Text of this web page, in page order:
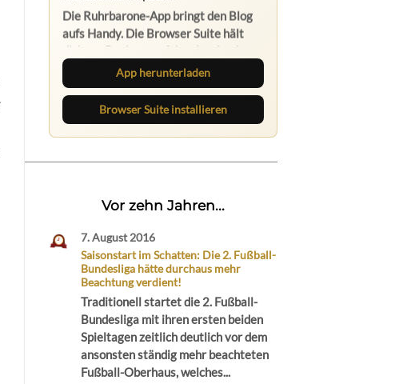
App herunterladen
Browser Suite installieren
Vor zehn Jahren...
7. August 2016
Saisonstart im Schatten: Die 2. Fußball-
Bundesliga hätte durchaus mehr
Beachtung verdient!
Traditionell startet die 2. Fußball-
Bundesliga mit ihren ersten beiden
Spieltagen zeitlich deutlich vor dem
ansonsten ständig mehr beachteten
Fußball-Oberhaus, welches...